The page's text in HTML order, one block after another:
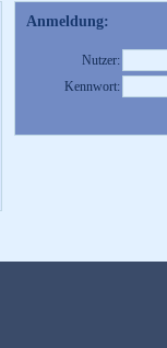
Anmeldung:
Nutzer:
Kennwort: